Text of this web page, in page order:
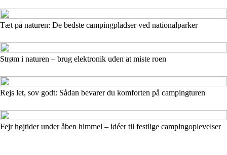
Tæt på naturen: De bedste campingpladser ved nationalparker
Strøm i naturen – brug elektronik uden at miste roen
Rejs let, sov godt: Sådan bevarer du komforten på campingturen
Fejr højtider under åben himmel – idéer til festlige campingoplevelser